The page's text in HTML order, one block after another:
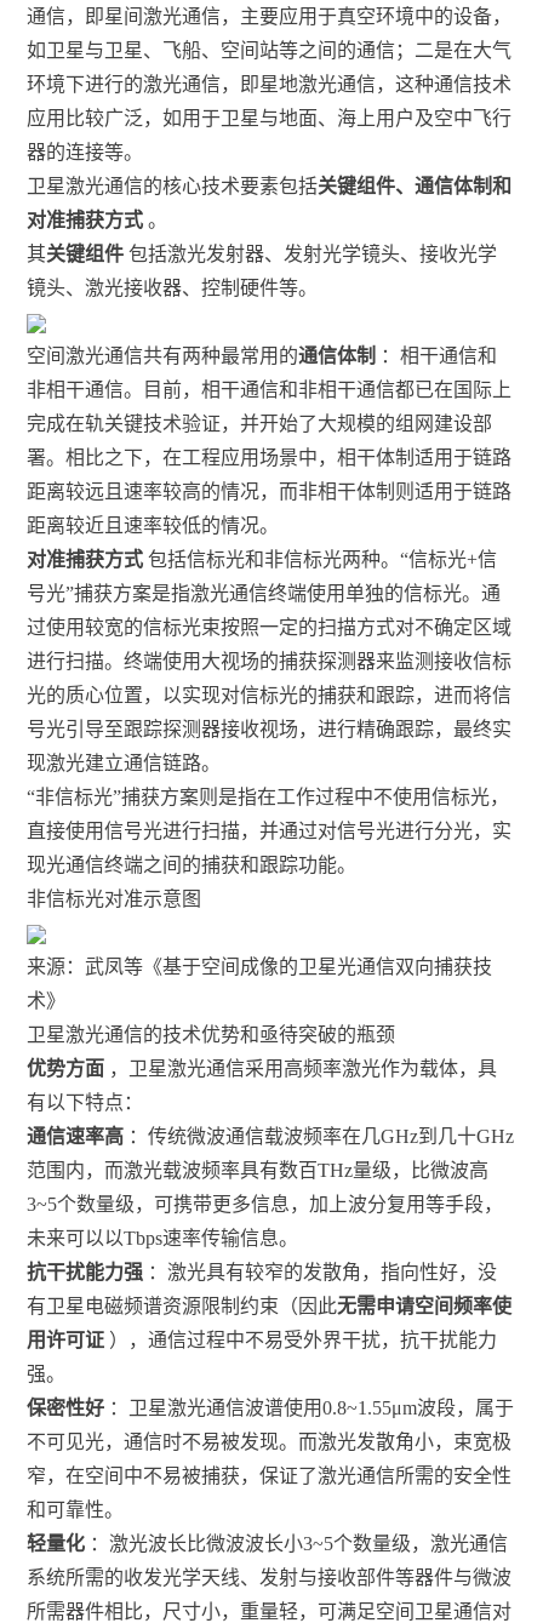
通信，即星间激光通信，主要应用于真空环境中的设备，
如卫星与卫星、飞船、空间站等之间的通信；二是在大气
环境下进行的激光通信，即星地激光通信，这种通信技术
应用比较广泛，如用于卫星与地面、海上用户及空中飞行
器的连接等。
卫星激光通信的核心技术要素包括关键组件、通信体制和
对准捕获方式 。
其关键组件 包括激光发射器、发射光学镜头、接收光学
镜头、激光接收器、控制硬件等。
空间激光通信共有两种最常用的通信体制 ：相干通信和
非相干通信。目前，相干通信和非相干通信都已在国际上
完成在轨关键技术验证，并开始了大规模的组网建设部
署。相比之下，在工程应用场景中，相干体制适用于链路
距离较远且速率较高的情况，而非相干体制则适用于链路
距离较近且速率较低的情况。
对准捕获方式 包括信标光和非信标光两种。“信标光+信
号光”捕获方案是指激光通信终端使用单独的信标光。通
过使用较宽的信标光束按照一定的扫描方式对不确定区域
进行扫描。终端使用大视场的捕获探测器来监测接收信标
光的质心位置，以实现对信标光的捕获和跟踪，进而将信
号光引导至跟踪探测器接收视场，进行精确跟踪，最终实
现激光建立通信链路。
“非信标光”捕获方案则是指在工作过程中不使用信标光，
直接使用信号光进行扫描，并通过对信号光进行分光，实
现光通信终端之间的捕获和跟踪功能。
非信标光对准示意图
来源：武凤等《基于空间成像的卫星光通信双向捕获技
术》
卫星激光通信的技术优势和亟待突破的瓶颈
优势方面 ，卫星激光通信采用高频率激光作为载体，具
有以下特点：
通信速率高 ：传统微波通信载波频率在几GHz到几十GHz
范围内，而激光载波频率具有数百THz量级，比微波高
3~5个数量级，可携带更多信息，加上波分复用等手段，
未来可以以Tbps速率传输信息。
抗干扰能力强 ：激光具有较窄的发散角，指向性好，没
有卫星电磁频谱资源限制约束（因此无需申请空间频率使
用许可证 ），通信过程中不易受外界干扰，抗干扰能力
强。
保密性好 ：卫星激光通信波谱使用0.8~1.55μm波段，属于
不可见光，通信时不易被发现。而激光发散角小，束宽极
窄，在空间中不易被捕获，保证了激光通信所需的安全性
和可靠性。
轻量化 ：激光波长比微波波长小3~5个数量级，激光通信
系统所需的收发光学天线、发射与接收部件等器件与微波
所需器件相比，尺寸小，重量轻，可满足空间卫星通信对